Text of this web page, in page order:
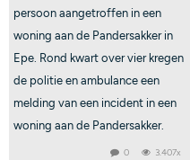
persoon aangetroffen in een
woning aan de Pandersakker in
Epe. Rond kwart over vier kregen
de politie en ambulance een
melding van een incident in een
woning aan de Pandersakker.
0 3.407x